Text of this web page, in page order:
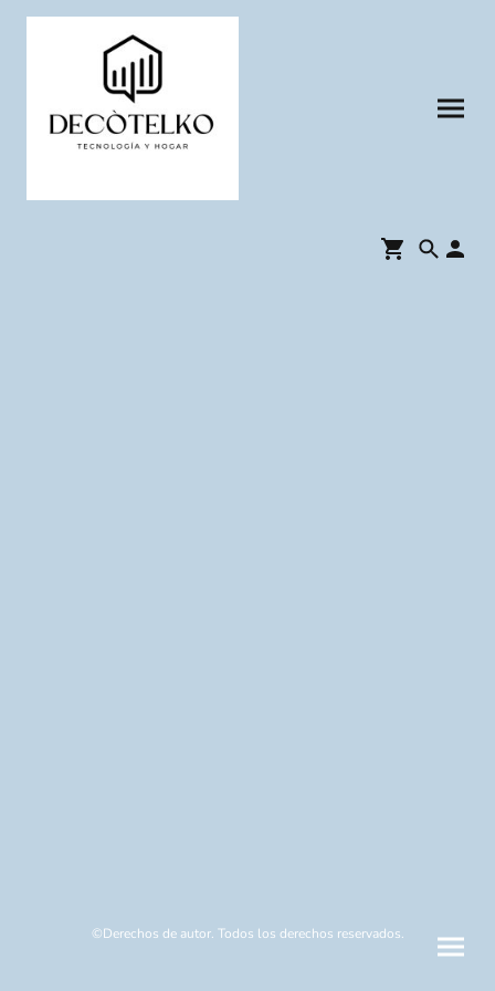
©Derechos de autor. Todos los derechos reservados.